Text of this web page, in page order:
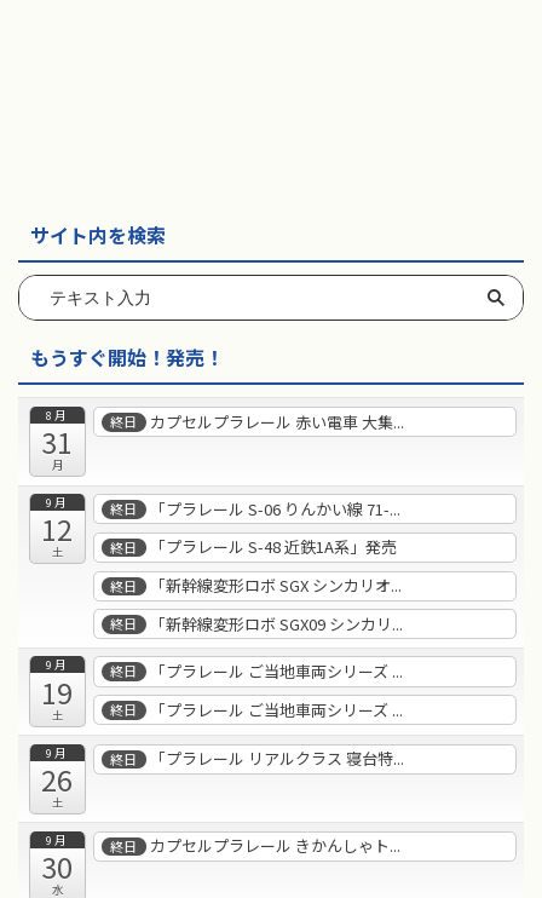
サイト内を検索
もうすぐ開始！発売！
8月
31
月
終日 カプセルプラレール 赤い電車 大集...
9月
12
土
終日 「プラレール S-06 りんかい線 71-...
終日 「プラレール S-48 近鉄1A系」発売
終日 「新幹線変形ロボ SGX シンカリオ...
終日 「新幹線変形ロボ SGX09 シンカリ...
9月
19
土
終日 「プラレール ご当地車両シリーズ ...
終日 「プラレール ご当地車両シリーズ ...
9月
26
土
終日 「プラレール リアルクラス 寝台特...
9月
30
水
終日 カプセルプラレール きかんしゃト...